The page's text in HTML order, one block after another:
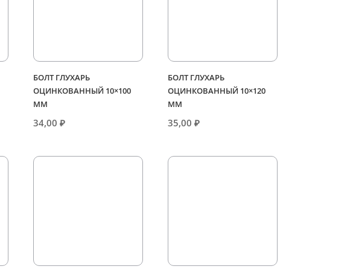
БОЛТ ГЛУХАРЬ
ОЦИНКОВАННЫЙ 10×100
ММ
34,00 ₽
БОЛТ ГЛУХАРЬ
ОЦИНКОВАННЫЙ 10×120
ММ
35,00 ₽